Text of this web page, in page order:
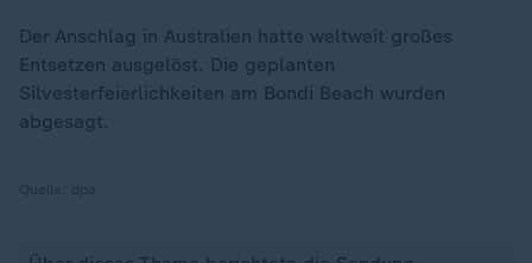
Der Anschlag in Australien hatte weltweit großes
Entsetzen ausgelöst. Die geplanten
Silvesterfeierlichkeiten am Bondi Beach wurden
abgesagt.